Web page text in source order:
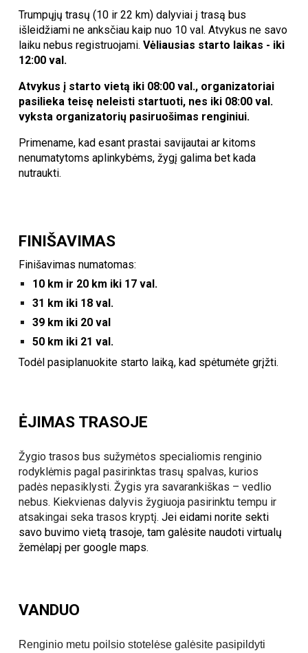
Trumpųjų trasų (10 ir 22 km) dalyviai į trasą bus
išleidžiami ne anksčiau kaip nuo 10 val. Atvykus ne savo
laiku nebus registruojami.Vėliausias starto laikas - iki
12:00 val.
Atvykus į starto vietą iki 08:00 val., organizatoriai
pasilieka teisę neleisti startuoti, nes iki 08:00 val.
vyksta organizatorių pasiruošimas renginiui.
Primename, kad esant prastai savijautai ar kitoms
nenumatytoms aplinkybėms, žygį galima bet kada
nutraukti.
FINIŠAVIMAS
Finišavimas numatomas:
10 km ir 20 km iki 17 val.
31 km iki 18 val.
39 km iki 20 val
50 km iki 21 val.
Todėl pasiplanuokite starto laiką, kad spėtumėte grįžti.
ĖJIMAS TRASOJE
Žygio trasos bus sužymėtos specialiomis renginio
rodyklėmis pagal pasirinktas trasų spalvas, kurios
padės nepasiklysti. Žygis yra savarankiškas – vedlio
nebus. Kiekvienas dalyvis žygiuoja pasirinktu tempu ir
atsakingai seka trasos kryptį.Jei eidami norite sekti
savo buvimo vietą trasoje, tam galėsite naudoti virtualų
žemėlapį per google maps.
VANDUO
Renginio metu poilsio stotelėse galėsite pasipildyti